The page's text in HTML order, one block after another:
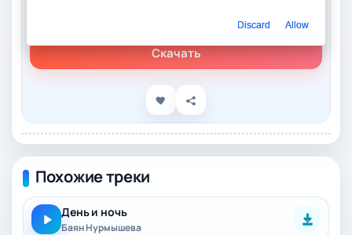
Скачать
Похожие треки
День и ночь
Баян Нурмышева
Discard Allow